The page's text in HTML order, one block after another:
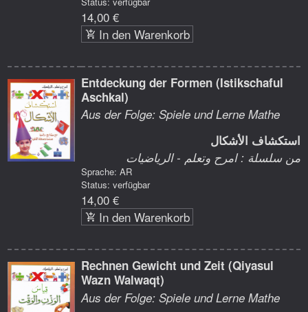
14,00 €
In den Warenkorb
Entdeckung der Formen (Istikschaful
Aschkal)
Aus der Folge: Spiele und Lerne Mathe
استكشاف الأشكال
من سلسلة : امرح وتعلم - الرياضيات
Sprache: AR
Status: verfügbar
14,00 €
In den Warenkorb
Rechnen Gewicht und Zeit (Qiyasul
Wazn Walwaqt)
Aus der Folge: Spiele und Lerne Mathe